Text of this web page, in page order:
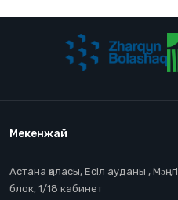
Мекенжай
Астана қаласы, Есіл ауданы ,
блок, 1/18 кабинет